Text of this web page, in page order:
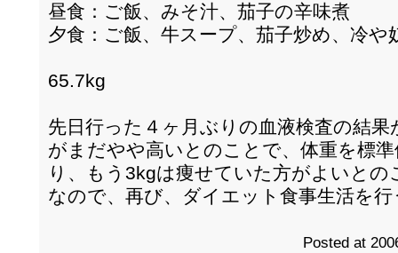
昼食：ご飯、みそ汁、茄子の辛味煮
夕食：ご飯、牛スープ、茄子炒め、冷
65.7kg
先日行った４ヶ月ぶりの血液検査の結
がまだやや高いとのことで、体重を標
り、もう3kgは痩せていた方がよいとの
なので、再び、ダイエット食事生活を
Posted at